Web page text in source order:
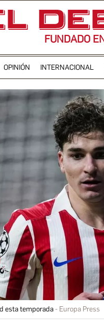
FUNDADO
OPINIÓN INTERNACIONAL
esta temporada Europa Press